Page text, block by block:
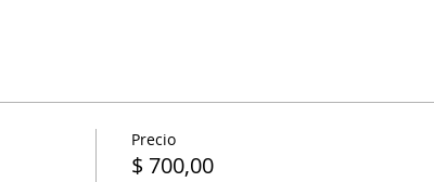
Precio
$ 700,00